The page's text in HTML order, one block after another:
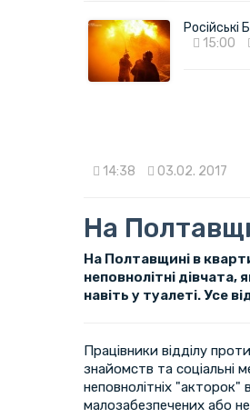
15:00
14:38 03.02. 2017
На
На Полтавщині в
неповнолітні
навіть у туалеті. Усе
Працівники відділу
знайомств та соціальні
неповнолітніх "акторок"
малозабезпечених або